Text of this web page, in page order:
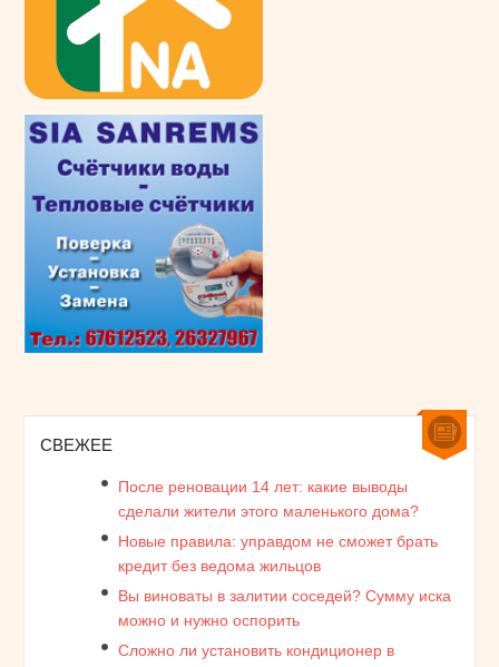
СВЕЖЕЕ
После реновации 14 лет: какие выводы
сделали жители этого маленького дома?
Новые правила: управдом не сможет брать
кредит без ведома жильцов
Вы виноваты в залитии соседей? Сумму иска
можно и нужно оспорить
Сложно ли установить кондиционер в